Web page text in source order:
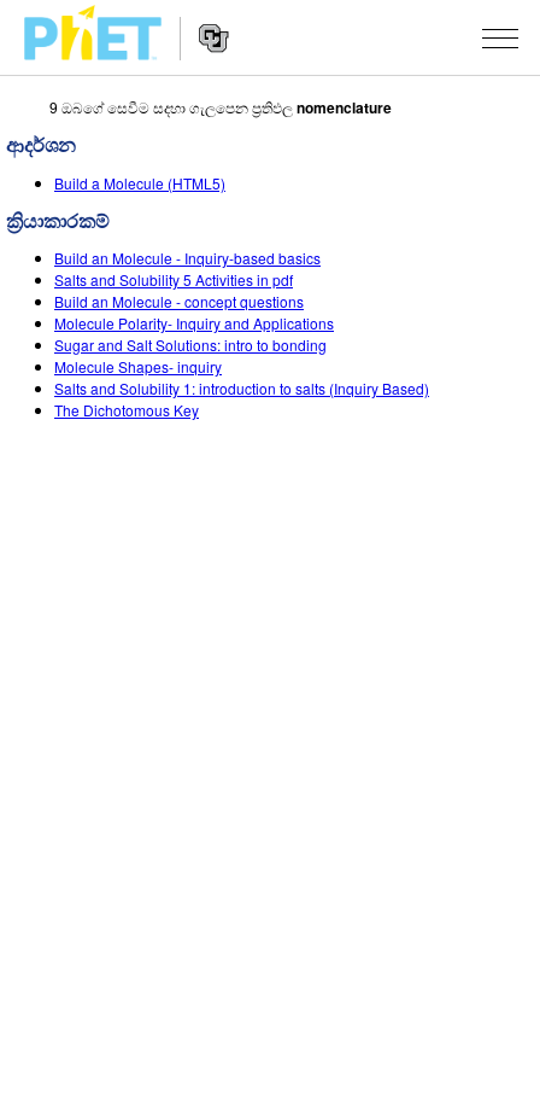
PhET
වෙබ්
අඩවිය
සොයන්න
Website
Navigation
අනුහුරුකරණ
All Sims
භොතික විද්‍යාව
ගණිතය
රසායන විද්‍යාව
භූගෝල විද්‍යාව
STUDIO
About Studio
Customizable Sims
Start a Free Trial
Purchase a License
TEACHING
ක්‍රියාකාරකම් සෙවීම
ඔබගේ ක්‍රියාකාරකම් බෙදාගන්න
Activity Contribution Guidelines
පර්යේෂණ
INITIATIVES
Inclusive Design
පුරන්න / ලියාපදිංචි වන්න
9 ඔබගේ සෙවීම සදහා ගැලපෙන ප්‍රතිඵලnomenclature
ආදර්ශන
Build a Molecule (HTML5)
ක්‍රියාකාරකම්
Build an Molecule - Inquiry-based basics
Salts and Solubility 5 Activities in pdf
Build an Molecule - concept questions
Molecule Polarity- Inquiry and Applications
Sugar and Salt Solutions: intro to bonding
Molecule Shapes- inquiry
Salts and Solubility 1: introduction to salts (Inquiry Based)
The Dichotomous Key